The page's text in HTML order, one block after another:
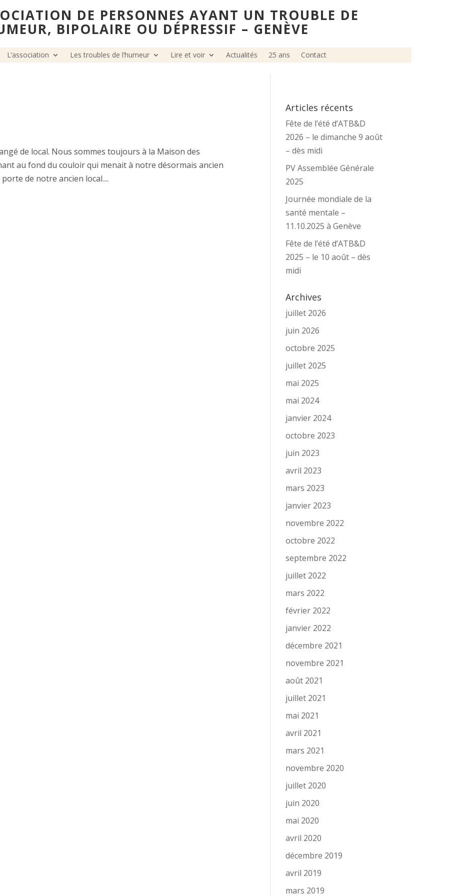
DE PERSONNES AYANT UN TROUBLE DE
BIPOLAIRE OU DÉPRESSIF – GENÈVE
L’association Les troubles de l’humeur Lire et voir Actualités 25 ans Contact
de local. Nous sommes toujours à la Maison des
au fond du couloir qui menait à notre désormais ancien
de notre ancien local....
Articles récents
Fête de l’été d’ATB&D
2026 – le dimanche 9 août
– dès midi
PV Assemblée Générale
2025
Journée mondiale de la
santé mentale –
11.10.2025 à Genève
Fête de l’été d’ATB&D
2025 – le 10 août – dès
midi
Archives
juillet 2026
juin 2026
octobre 2025
juillet 2025
mai 2025
mai 2024
janvier 2024
octobre 2023
juin 2023
avril 2023
mars 2023
janvier 2023
novembre 2022
octobre 2022
septembre 2022
juillet 2022
mars 2022
février 2022
janvier 2022
décembre 2021
novembre 2021
août 2021
juillet 2021
mai 2021
avril 2021
mars 2021
novembre 2020
juillet 2020
juin 2020
mai 2020
avril 2020
décembre 2019
avril 2019
mars 2019